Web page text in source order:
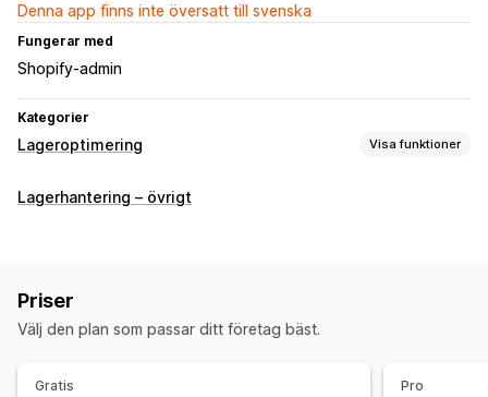
Denna app finns inte översatt till svenska
Fungerar med
Shopify-admin
Kategorier
Lageroptimering Visa funktioner
Lagerhantering
Aviseringar om lågt lager
Insikter
E-postaviseringar
Lagerhantering – övrigt
Priser
Välj den plan som passar ditt företag bäst.
Gratis Pro